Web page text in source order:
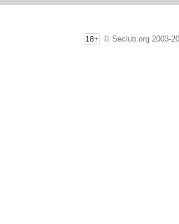
18+ © Seclub.org 2003-